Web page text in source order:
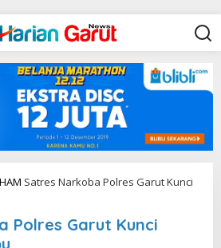
Satres Narkoba Polres Garut Kunci
Polres Garut Kunci